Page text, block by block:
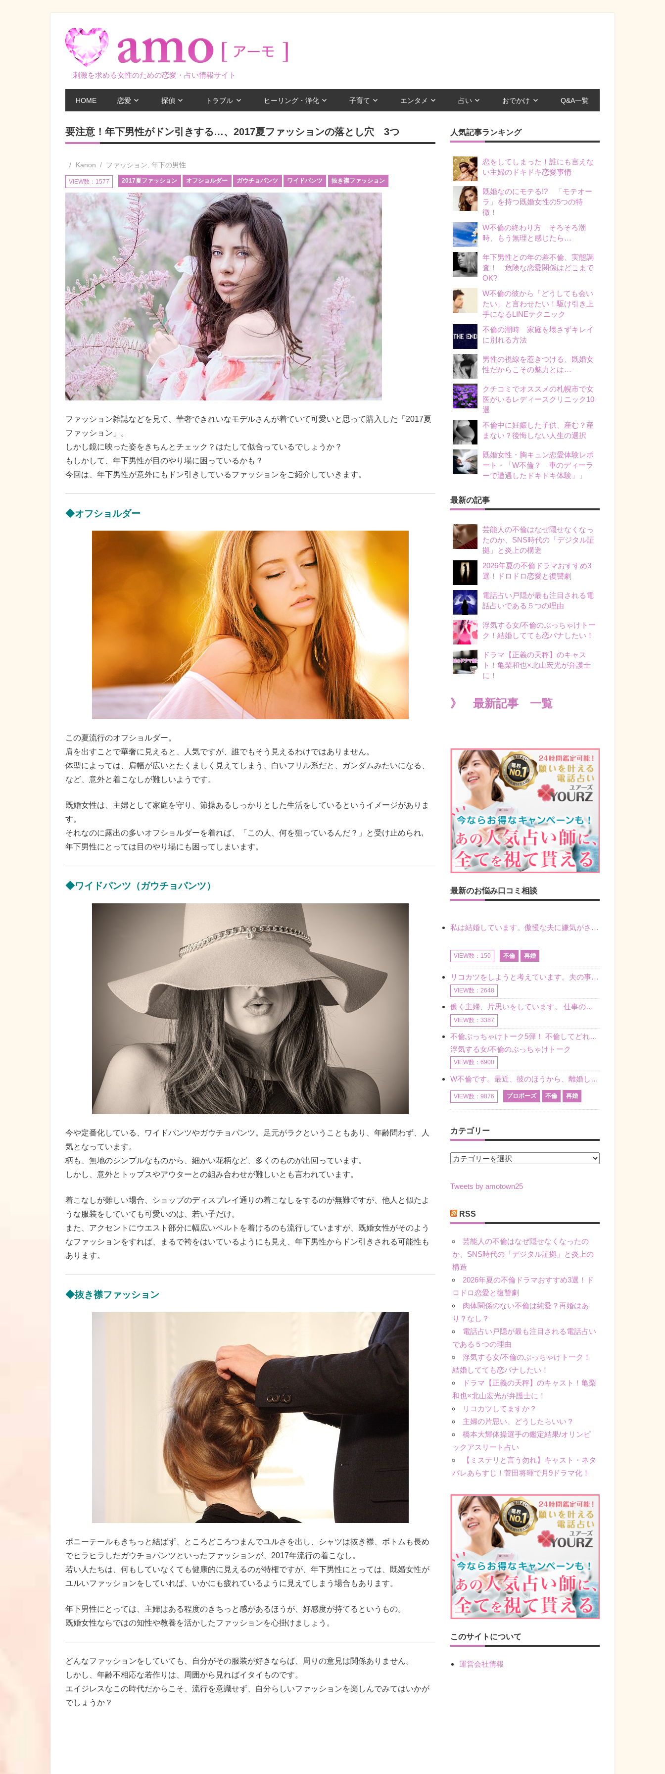
刺激を求める女性のための恋愛・占い情報サイト
HOME 恋愛 探偵 トラブル ヒーリング・浄化 子育て エンタメ 占い おでかけ Q&A一覧
要注意！年下男性がドン引きする…、2017夏ファッションの落とし穴 3つ
Kanon ファッション,年下の男性
VIEW数：1577 2017夏ファッション オフショルダー ガウチョパンツ ワイドパンツ 抜き襟ファッション
ファッション雑誌などを見て、華奢できれいなモデルさんが着ていて可愛いと思って購入した「2017夏
ファッション」。
しかし鏡に映った姿をきちんとチェック？はたして似合っているでしょうか？
もしかして、年下男性が目のやり場に困っているかも？
今回は、年下男性が意外にもドン引きしているファッションをご紹介していきます。
◆オフショルダー
この夏流行のオフショルダー。
肩を出すことで華奢に見えると、人気ですが、誰でもそう見えるわけではありません。
体型によっては、肩幅が広いとたくましく見えてしまう、白いフリル系だと、ガンダムみたいになる、
など、意外と着こなしが難しいようです。
既婚女性は、主婦として家庭を守り、節操あるしっかりとした生活をしているというイメージがありま
す。
それなのに露出の多いオフショルダーを着れば、「この人、何を狙っているんだ？」と受け止められ,
年下男性にとっては目のやり場にも困ってしまいます。
◆ワイドパンツ（ガウチョパンツ）
今や定番化している、ワイドパンツやガウチョパンツ。足元がラクということもあり、年齢問わず、人
気となっています。
柄も、無地のシンプルなものから、細かい花柄など、多くのものが出回っています。
しかし、意外とトップスやアウターとの組み合わせが難しいとも言われています。
着こなしが難しい場合、ショップのディスプレイ通りの着こなしをするのが無難ですが、他人と似たよ
うな服装をしていても可愛いのは、若い子だけ。
また、アクセントにウエスト部分に幅広いベルトを着けるのも流行していますが、既婚女性がそのよう
なファッションをすれば、まるで袴をはいているようにも見え、年下男性からドン引きされる可能性も
あります。
◆抜き襟ファッション
ポニーテールもきちっと結ばず、ところどころつまんでユルさを出し、シャツは抜き襟、ボトムも長め
でヒラヒラしたガウチョパンツといったファッションが、2017年流行の着こなし。
若い人たちは、何もしていなくても健康的に見えるのが特権ですが、年下男性にとっては、既婚女性が
ユルいファッションをしていれば、いかにも疲れているように見えてしまう場合もあります。
年下男性にとっては、主婦はある程度のきちっと感があるほうが、好感度が持てるというもの。
既婚女性ならではの知性や教養を活かしたファッションを心掛けましょう。
どんなファッションをしていても、自分がその服装が好きならば、周りの意見は関係ありません。
しかし、年齢不相応な若作りは、周囲から見ればイタイものです。
エイジレスなこの時代だからこそ、流行を意識せず、自分らしいファッションを楽しんでみてはいかが
でしょうか？
人気記事ランキング
恋をしてしまった！誰にも言えな
い主婦のドキドキ恋愛事情
既婚なのにモテる!? 「モテオー
ラ」を持つ既婚女性の5つの特
徴！
W不倫の終わり方 そろそろ潮
時、もう無理と感じたら…
年下男性との年の差不倫、実態調
査！ 危険な恋愛関係はどこまで
OK?
W不倫の彼から「どうしても会い
たい」と言わせたい！駆け引き上
手になるLINEテクニック
不倫の潮時 家庭を壊さずキレイ
に別れる方法
男性の視線を惹きつける、既婚女
性だからこその魅力とは…
クチコミでオススメの札幌市で女
医がいるレディースクリニック10
選
不倫中に妊娠した子供、産む？産
まない？後悔しない人生の選択
既婚女性・胸キュン恋愛体験レポ
ート・「W不倫？ 車のディーラ
ーで遭遇したドキドキ体験」」
最新の記事
芸能人の不倫はなぜ隠せなくなっ
たのか、SNS時代の「デジタル証
拠」と炎上の構造
2026年夏の不倫ドラマおすすめ3
選！ドロドロ恋愛と復讐劇
電話占い戸隠が最も注目される電
話占いである５つの理由
浮気する女/不倫のぶっちゃけトー
ク！結婚してても恋バナしたい！
ドラマ【正義の天秤】のキャス
ト！亀梨和也×北山宏光が弁護士
に！
》 最新記事 一覧
最新のお悩み口コミ相談
私は結婚しています。傲慢な夫に嫌気がさし離婚を考えていたときに、彼と出会いました。彼には恋人がいましたが、話をするうちに、夫とのことを相談するようにな
VIEW数：150 不倫 再婚
リコカツをしようと考えています。夫の事からの愛情を全く感じません。子供がいるので、子供が成長するまではと我慢しています。 まず、お金が必要だと考え、仕事の量も増やしました。ところが、夫は働かず、結局は
VIEW数：2648
働く主婦、片思いをしています。 仕事の相談をしていくうちに、彼のことを好きになりました。私には夫も子供もいます。不倫をしているわけでもなく、もちろん、この気持ちは誰にも話していません。 ラインをする関
VIEW数：3387
不倫ぶっちゃけトーク5弾！ 不倫してどれくらい？ 不倫のあれこれを、なんでもどうぞ♪♪
浮気する女/不倫のぶっちゃけトーク
VIEW数：6900
W不倫です。最近、彼のほうから、離婚して再婚しよう、と言ってきました。ハッキリいうと、そこまでは考えていませんでした。彼を好きな気持ちはあるし、彼なしの生活は考えられません。だけど、離婚して再婚すると
VIEW数：9876 プロポーズ 不倫 再婚
カテゴリー
カ
ゴ
ー
Tweets by amotown25
RSS
芸能人の不倫はなぜ隠せなくなったの
か、SNS時代の「デジタル証拠」と炎上の
構造
2026年夏の不倫ドラマおすすめ3選！ド
ロドロ恋愛と復讐劇
肉体関係のない不倫は純愛？再婚はあ
り？なし？
電話占い戸隠が最も注目される電話占い
である５つの理由
浮気する女/不倫のぶっちゃけトーク！
結婚してても恋バナしたい！
ドラマ【正義の天秤】のキャスト！亀梨
和也×北山宏光が弁護士に！
リコカツしてますか？
主婦の片思い、どうしたらいい？
橋本大輝体操選手の鑑定結果/オリンピ
ックアスリート占い
【ミステリと言う勿れ】キャスト・ネタ
バレあらすじ！菅田将暉で月9ドラマ化！
このサイトについて
運営会社情報